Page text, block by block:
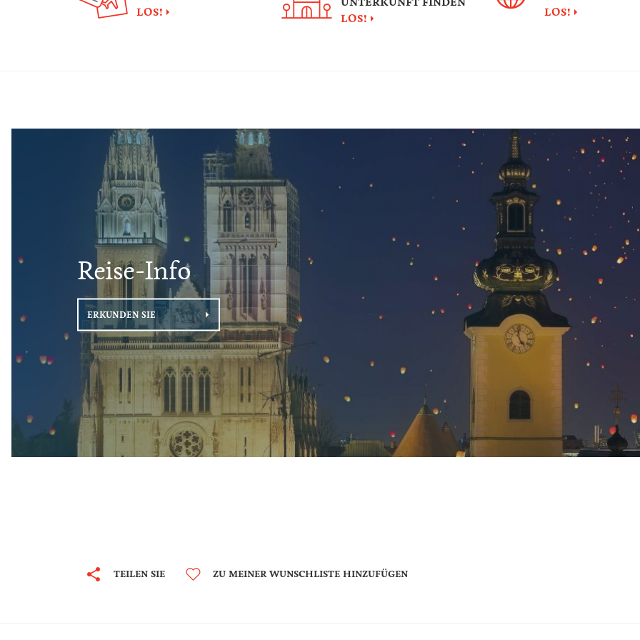
LOS!
LOS!
LOS!
Reise-Info
ERKUNDEN SIE
TEILEN SIE ZU MEINER WUNSCHLISTE HINZUFÜGEN